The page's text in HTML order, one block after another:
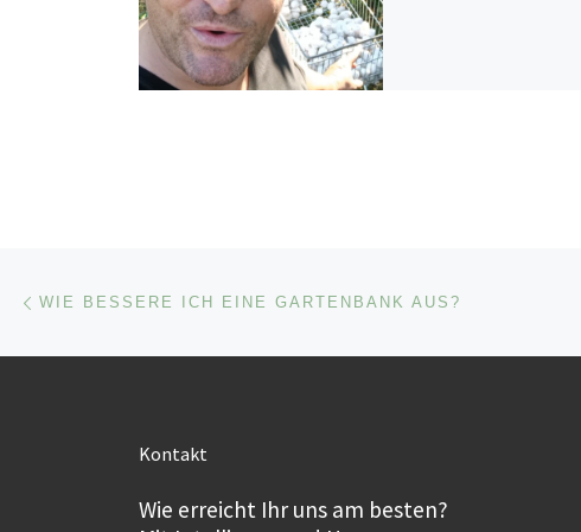
Beitragsnavigation
WIE BESSERE ICH EINE GARTENBANK AUS?
Kontakt
Wie erreicht Ihr uns am besten?